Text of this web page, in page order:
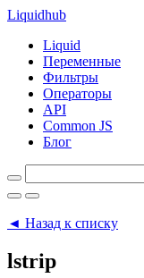
Liquidhub
Liquid
Переменные
Фильтры
Операторы
API
Common JS
Блог
◄ Назад к списку
lstrip